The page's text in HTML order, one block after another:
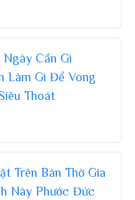
Cần Gì
Làm Gì Để Vong
Thoát
Trên Bàn Thờ Gia
Này Phước Đức